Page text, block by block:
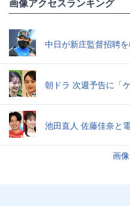
中日が新庄監督招聘
朝ドラ 次週予告に「
池田直人 佐藤佳奈と
画